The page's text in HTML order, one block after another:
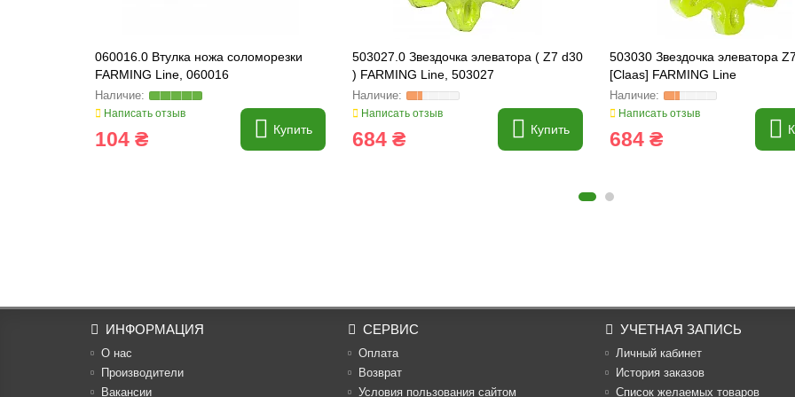
060016.0 Втулка ножа соломорезки
FARMING Line, 060016
Написать отзыв
104 ₴ Купить
503027.0 Звездочка элеватора ( Z7 d30
) FARMING Line, 503027
Написать отзыв
684 ₴ Купить
503030 Звездочка элеватора
[Claas] FARMING Line
Написать отзыв
684 ₴
ИНФОРМАЦИЯ
О нас
Производители
Вакансии
СЕРВИС
Оплата
Возврат
Условия пользования сайтом
УЧЕТНАЯ ЗАПИСЬ
Личный кабинет
История заказов
Список желаемых товаров